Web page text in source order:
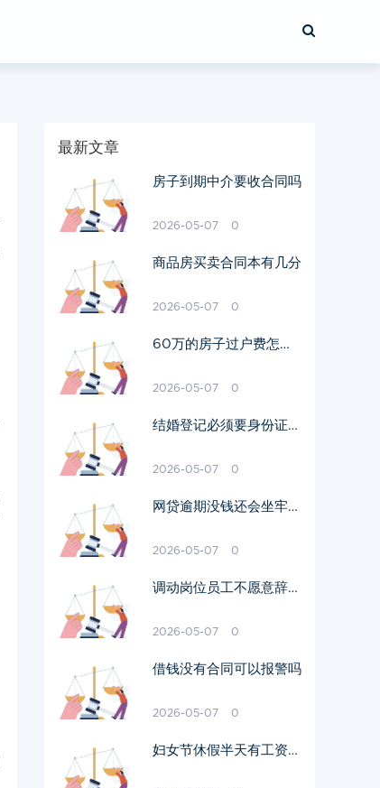
最新文章
房子到期中介要收合同吗
2026-05-07 0
商品房买卖合同本有几分
2026-05-07 0
60万的房子过户费怎么
2026-05-07 0
结婚登记必须要身份证原
2026-05-07 0
网贷逾期没钱还会坐牢吗
2026-05-07 0
调动岗位员工不愿意辞职
2026-05-07 0
借钱没有合同可以报警吗
2026-05-07 0
妇女节休假半天有工资吗